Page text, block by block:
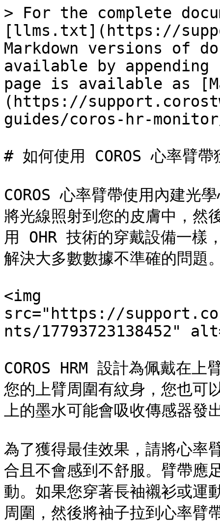
> For the complete
[llms.txt](https://
Markdown versions of
available by
page is available as
(https://
guides/coros-hr-
# 如何使用 COROS 心率臂帶
COROS 心率臂帶使用內建光
將光線照射到您的皮膚中，然
用 OHR 技術的穿戴設備一樣
解決大多數數據不準確的問題
<img
src="https://
nts/17793723138452"
COROS HRM 設計為佩戴在
您的上臂周圍有紋身，您也可
上的墨水可能會吸收傳感器發
為了獲得最佳效果，請將心率
合且不會感到不舒服。臂帶應
動。如果您穿著長袖襯衫或運
周圍，然後將袖子拉到心率臂